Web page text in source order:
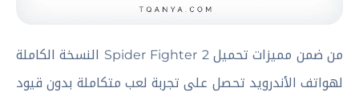
من ضمن مميزات تحميل Spider Fighter 2 النسخة الكاملة
لهواتف الأندرويد تحصل على تجربة لعب متكاملة بدون قيود